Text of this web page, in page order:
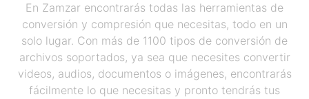
En Zamzar encontrarás todas las herramientas de
conversión y compresión que necesitas, todo en un
solo lugar. Con más de 1100 tipos de conversión de
archivos soportados, ya sea que necesites convertir
videos, audios, documentos o imágenes, encontrarás
fácilmente lo que necesitas y pronto tendrás tus